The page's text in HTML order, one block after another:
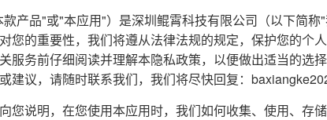
产品"或"本应用"）是深圳鲲霄科技有限公司（以下简
您的重要性，我们将遵从法律法规的规定，保护您的个
服务前仔细阅读并理解本隐私政策，以便做出适当的选
建议，请随时联系我们，我们将尽快回复：
您说明，在您使用本应用时，我们如何收集、使用、存